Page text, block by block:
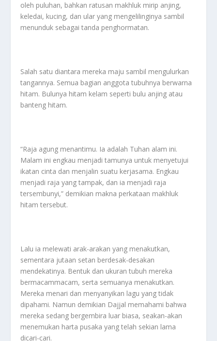
oleh puluhan, bahkan ratusan makhluk mirip anjing,
keledai, kucing, dan ular yang mengelilinginya sambil
menunduk sebagai tanda penghormatan.
Salah satu diantara mereka maju sambil mengulurkan
tangannya. Semua bagian anggota tubuhnya berwarna
hitam. Bulunya hitam kelam seperti bulu anjing atau
banteng hitam.
“Raja agung menantimu. Ia adalah Tuhan alam ini.
Malam ini engkau menjadi tamunya untuk menyetujui
ikatan cinta dan menjalin suatu kerjasama. Engkau
menjadi raja yang tampak, dan ia menjadi raja
tersembunyi,” demikian makna perkataan makhluk
hitam tersebut.
Lalu ia melewati arak-arakan yang menakutkan,
sementara jutaan setan berdesak-desakan
mendekatinya. Bentuk dan ukuran tubuh mereka
bermacammacam, serta semuanya menakutkan.
Mereka menari dan menyanyikan lagu yang tidak
dipahami. Namun demikian Dajjal memahami bahwa
mereka sedang bergembira luar biasa, seakan-akan
menemukan harta pusaka yang telah sekian lama
dicari-cari.